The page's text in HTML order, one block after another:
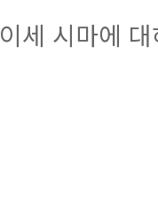
이세 시마에 대